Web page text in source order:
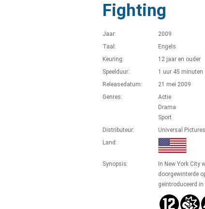
Fighting
Jaar:
2009
Taal:
Engels
Keuring:
12 jaar en ouder
Speelduur:
1 uur 45 minuten
Releasedatum:
21 mei 2009
Genres:
Actie
Drama
Sport
Distributeur:
Universal
Land:
Synopsis:
In New York City
doorgewinterde
geïntroduceerd